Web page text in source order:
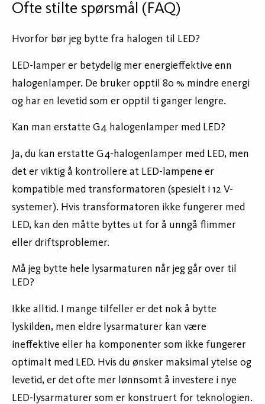
Ofte stilte spørsmål (FAQ)
Hvorfor bør jeg bytte fra halogen til LED?
LED-lamper er betydelig mer energieffektive enn
halogenlamper. De bruker opptil 80 % mindre energi
og har en levetid som er opptil ti ganger lengre.
Kan man erstatte G4 halogenlamper med LED?
Ja, du kan erstatte G4-halogenlamper med LED, men
det er viktig å kontrollere at LED-lampene er
kompatible med transformatoren (spesielt i 12 V-
systemer). Hvis transformatoren ikke fungerer med
LED, kan den måtte byttes ut for å unngå flimmer
eller driftsproblemer.
Må jeg bytte hele lysarmaturen når jeg går over til
LED?
Ikke alltid. I mange tilfeller er det nok å bytte
lyskilden, men eldre lysarmaturer kan være
ineffektive eller ha komponenter som ikke fungerer
optimalt med LED. Hvis du ønsker maksimal ytelse og
levetid, er det ofte mer lønnsomt å investere i nye
LED-lysarmaturer som er konstruert for teknologien.